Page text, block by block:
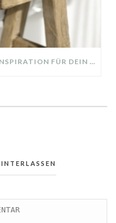
SCHLAFZIMMER MAKEOVER – INSPIRATION FÜR DEIN SCHLAFZIMMER: AUS ALT MACH NEU – HELL, GEMÜTLICH UND EINLADEND